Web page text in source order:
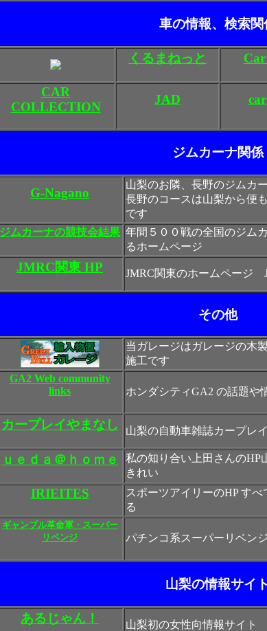
車の情報、検索関
くるまねっと Car
CAR
COLLECTION
JAD
ジムカーナ関係
G-Nagano
山梨のお隣、長野のジムカ
長野のコースは山梨から便
です
ジムカーナの競技会結果 年間５００戦の全国のジム
るホームページ
JMRC関東 HP JMRC関東のホームページ
その他
当ガレージはガレージの木
施工です
GA2 Web community
links
ホンダシティGA2 の話題や
カープレイやまなし 山梨の自動車雑誌カープレ
ｕｅｄａ＠ｈｏｍｅ
私の知り合い上田さんの
きれい
IRIEITES
スポーツアイリーのHP す
る
ギャンブル革命軍・スーパー
リベンジ
パチンコ系スーパーリベン
山梨の情報サイト
あるじゃん！ 山梨初の女性向情報サイト